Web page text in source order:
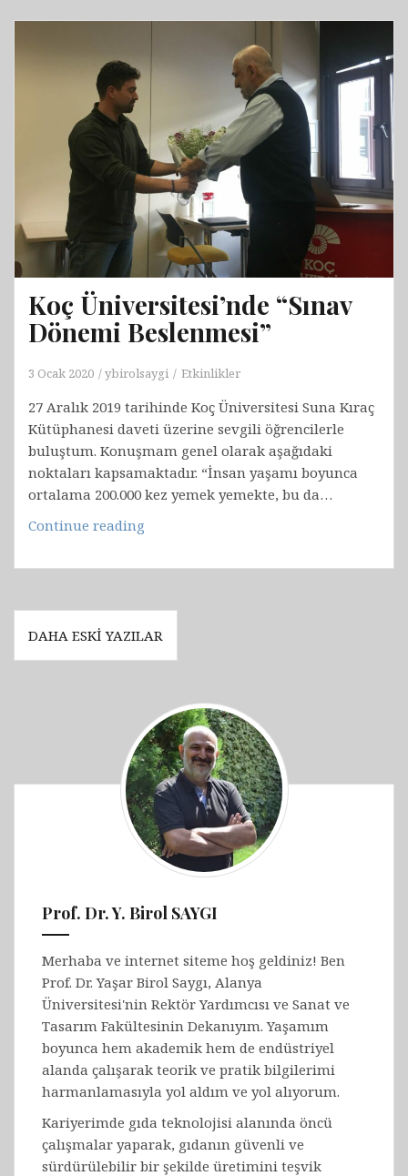
Koç Üniversitesi’nde “Sınav
Dönemi Beslenmesi”
3 Ocak 2020 ybirolsaygi Etkinlikler
27 Aralık 2019 tarihinde Koç Üniversitesi Suna Kıraç
Kütüphanesi daveti üzerine sevgili öğrencilerle
buluştum. Konuşmam genel olarak aşağıdaki
noktaları kapsamaktadır. “İnsan yaşamı boyunca
ortalama 200.000 kez yemek yemekte, bu da…
Continue reading
“Sınav
Beslenmesi”
Yazı
gezinmesi
DAHA ESKI YAZILAR
Prof. Dr. Y. Birol SAYGI
Merhaba ve internet siteme hoş geldiniz! Ben
Prof. Dr. Yaşar Birol Saygı, Alanya
Üniversitesi'nin Rektör Yardımcısı ve Sanat ve
Tasarım Fakültesinin Dekanıyım. Yaşamım
boyunca hem akademik hem de endüstriyel
alanda çalışarak teorik ve pratik bilgilerimi
harmanlamasıyla yol aldım ve yol alıyorum.
Kariyerimde gıda teknolojisi alanında öncü
çalışmalar yaparak, gıdanın güvenli ve
sürdürülebilir bir şekilde üretimini teşvik